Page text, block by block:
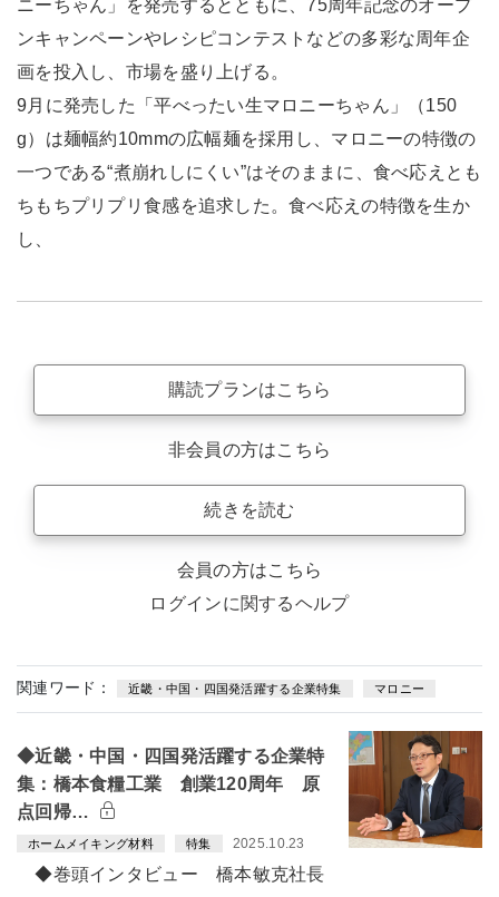
ニーちゃん」を発売するとともに、75周年記念のオープ
ンキャンペーンやレシピコンテストなどの多彩な周年企
画を投入し、市場を盛り上げる。
9月に発売した「平べったい生マロニーちゃん」（150
g）は麺幅約10mmの広幅麺を採用し、マロニーの特徴の
一つである“煮崩れしにくい”はそのままに、食べ応えとも
ちもちプリプリ食感を追求した。食べ応えの特徴を生か
し、
購読プランはこちら
非会員の方はこちら
続きを読む
会員の方はこちら
ログインに関するヘルプ
関連ワード： 近畿・中国・四国発活躍する企業特集 マロニー
◆近畿・中国・四国発活躍する企業特
集：橋本食糧工業 創業120周年 原
点回帰…
ホームメイキング材料 特集 2025.10.23
◆巻頭インタビュー 橋本敏克社長